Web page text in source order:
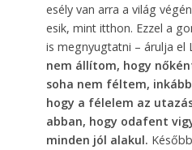
esély van arra a világ
esik, mint itthon. Ezzel a
is megnyugtatni – árulja el
nem állítom, hogy
soha nem féltem,
hogy a félelem az
abban, hogy odafent
minden jól alakul.